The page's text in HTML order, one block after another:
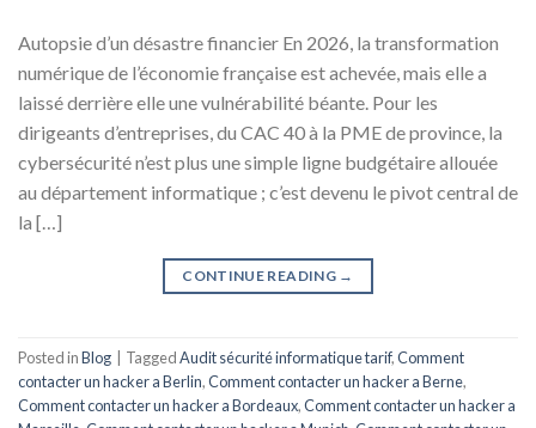
Autopsie d’un désastre financier En 2026, la transformation
numérique de l’économie française est achevée, mais elle a
laissé derrière elle une vulnérabilité béante. Pour les
dirigeants d’entreprises, du CAC 40 à la PME de province, la
cybersécurité n’est plus une simple ligne budgétaire allouée
au département informatique ; c’est devenu le pivot central de
la […]
CONTINUE READING →
Posted inBlog TaggedAudit sécurité informatique tarif,Comment
contacter un hacker a Berlin,Comment contacter un hacker a Berne,
Comment contacter un hacker a Bordeaux,Comment contacter un hacker a